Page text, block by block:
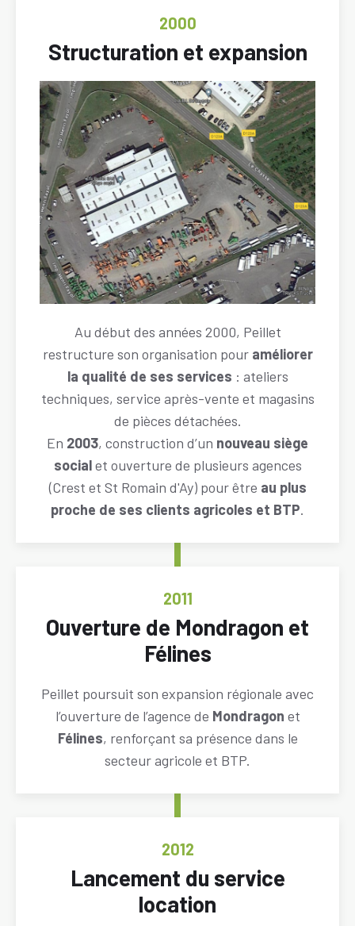
2000
Titre
Structuration et expansion
Image
DescriptifAu début des années 2000, Peillet
restructure son organisation pour améliorer
la qualité de ses services : ateliers
techniques, service après-vente et magasins
de pièces détachées.
En 2003, construction d’un nouveau siège
socialet ouverture de plusieurs agences
(Crest et St Romain d'Ay) pour être au plus
proche de ses clients agricoles et BTP.
2011
Titre
Ouverture de Mondragon et
Félines
Descriptif
Peillet poursuit son expansion régionale avec
l’ouverture de l’agence de Mondragon et
Félines, renforçant sa présence dans le
secteur agricole et BTP.
2012
TitreLancement du service
location